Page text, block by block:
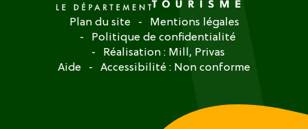
Plan du site
Mentions légales
Politique de confidentialité
Réalisation : Mill, Privas
Aide
Accessibilité : Non conforme